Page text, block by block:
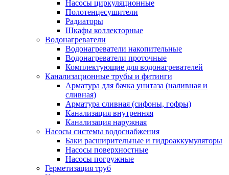
Насосы циркуляционные
Полотенцесушители
Радиаторы
Шкафы коллекторные
Водонагреватели
Водонагреватели накопительные
Водонагреватели проточные
Комплектующие для водонагревателей
Канализационные трубы и фитинги
Арматура для бачка унитаза (наливная и
сливная)
Арматура сливная (сифоны, гофры)
Канализация внутренняя
Канализация наружная
Насосы системы водоснабжения
Баки расширительные и гидроаккумуляторы
Насосы поверхностные
Насосы погружные
Герметизация труб